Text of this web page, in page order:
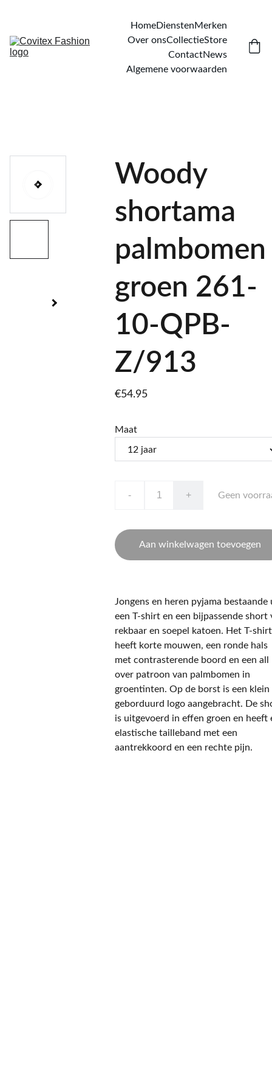
HomeDienstenMerken
Over onsCollectieStore
ContactNews
Algemene voorwaarden
Woody
shortama
palmbomen
groen 261-
10-QPB-
Z/913
€54.95
Maat
- + Geen
Aan winkelwagen toevoegen
Jongens en heren pyjama bestaande
een T-shirt en een bijpassende short
rekbaar en soepel katoen. Het T-shirt
heeft korte mouwen, een ronde hals
met contrasterende boord en een all
over patroon van palmbomen in
groentinten. Op de borst is een klein
geborduurd logo aangebracht. De
is uitgevoerd in effen groen en heeft
elastische tailleband met een
aantrekkoord en een rechte pijn.